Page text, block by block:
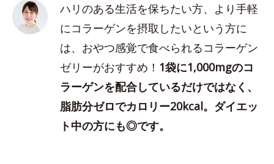
ハリのある生活を保ちたい方、より手軽
にコラーゲンを摂取したいという方に
は、おやつ感覚で食べられるコラーゲン
ゼリーがおすすめ！ 1袋に1,000mgのコ
ラーゲンを配合しているだけではなく、
脂肪分ゼロでカロリー20kcal。ダイエッ
ト中の方にも◎です。